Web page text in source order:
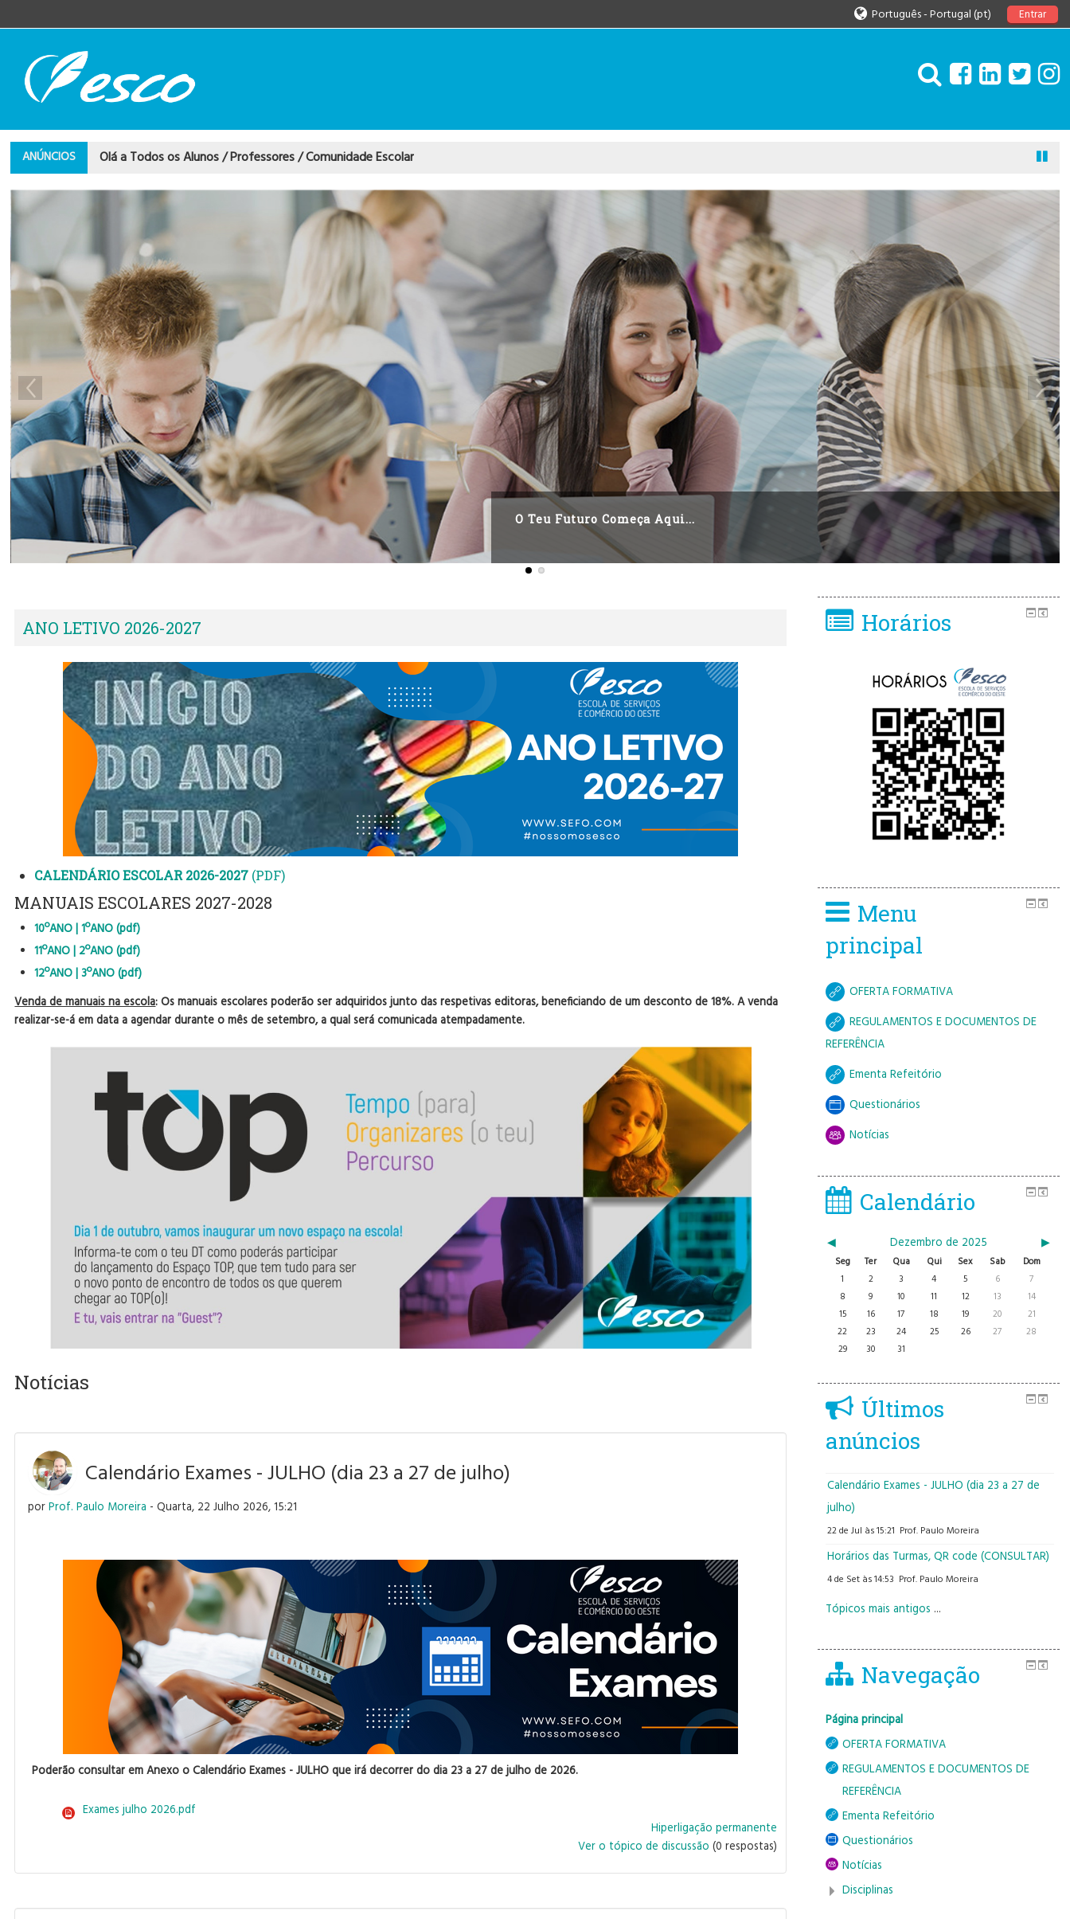
Entrar
Português - Portugal ‎(pt)‎
ANÚNCIOS Olá a Todos os Alunos / Professores / Comunidade Escolar
O Teu Futuro Começa Aqui...
ANO LETIVO 2026-2027
CALENDÁRIO ESCOLAR 2026-2027 (PDF)
MANUAIS ESCOLARES 2027-2028
10ºANO | 1ºANO (pdf)
11ºANO | 2ºANO (pdf)
12ºANO | 3ºANO (pdf)
Venda de manuais na escola: Os manuais escolares poderão ser adquiridos junto das respetivas editoras, beneficiando de um desconto de 18%. A venda
realizar-se-á em data a agendar durante o mês de setembro, a qual será comunicada atempadamente.
Notícias
Calendário Exames - JULHO (dia 23 a 27 de julho)
porProf. Paulo Moreira - Quarta, 22 Julho 2026, 15:21
Poderão consultar em Anexo o Calendário Exames - JULHO que irá decorrer do dia 23 a 27 de julho de 2026.
Exames julho 2026.pdf
Hiperligação permanente
Ver o tópico de discussão (0 respostas)
Horários
Menu
principal
OFERTA FORMATIVA
REGULAMENTOS E DOCUMENTOS DE
REFERÊNCIA
Ementa Refeitório
Questionários
Notícias
Calendário
◀︎ Dezembro de 2025 ▶︎
Seg Ter Qua Qui Sex Sab
Dom
1
2 3 4 5 6
7
8
9 10 11 12 13
14
15
16 17 18 19 20
21
22
23 24 25 26 27
28
29
30 31
Últimos
anúncios
22 de Jul às 15:21 Prof. Paulo Moreira
Calendário Exames - JULHO (dia 23 a 27 de
julho)
4 de Set às 14:53 Prof. Paulo Moreira
Horários das Turmas, QR code (CONSULTAR)
Tópicos mais antigos ...
Navegação
Página principal
OFERTA FORMATIVA
REGULAMENTOS E DOCUMENTOS DE
REFERÊNCIA
Ementa Refeitório
Questionários
Notícias
Disciplinas